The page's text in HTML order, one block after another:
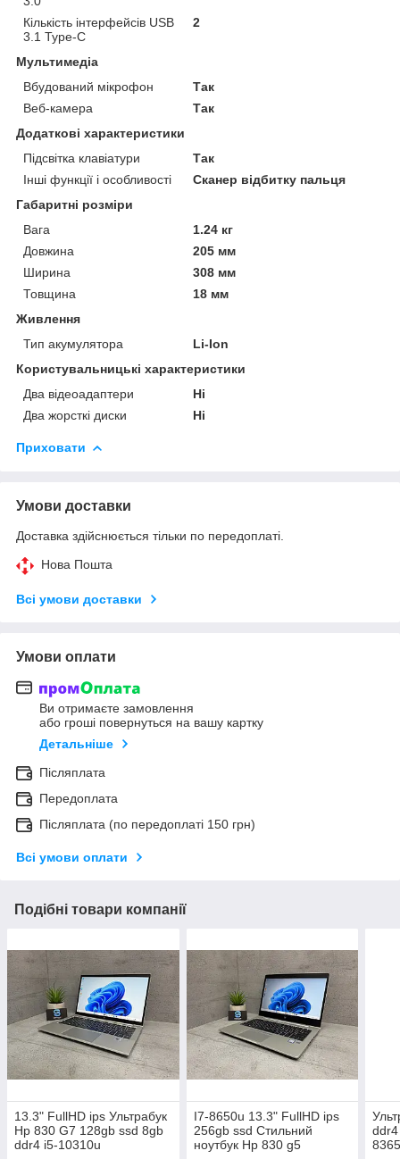
Кількість інтерфейсів USB
3.1 Type-C
2
Мультимедіа
Вбудований мікрофон
Так
Веб-камера
Так
Додаткові характеристики
Підсвітка клавіатури
Так
Інші функції і особливості
Сканер відбитку пальця
Габаритні розміри
Вага
1.24 кг
Довжина
205 мм
Ширина
308 мм
Товщина
18 мм
Живлення
Тип акумулятора
Li-Ion
Користувальницькі характеристики
Два відеоадаптери
Ні
Два жорсткі диски
Ні
Приховати
Умови доставки
Доставка здійснюється тільки по передоплаті.
Нова Пошта
Всі умови доставки
Умови оплати
Ви отримаєте замовлення
або гроші повернуться на вашу картку
Детальніше
Післяплата
Передоплата
Післяплата (по передоплаті 150 грн)
Всі умови оплати
Подібні товари компанії
13.3" FullHD ips Ультрабук
Hp 830 G7 128gb ssd 8gb
ddr4 i5-10310u
I7-8650u 13.3" FullHD ips
256gb ssd Стильний
ноутбук Hp 830 g5